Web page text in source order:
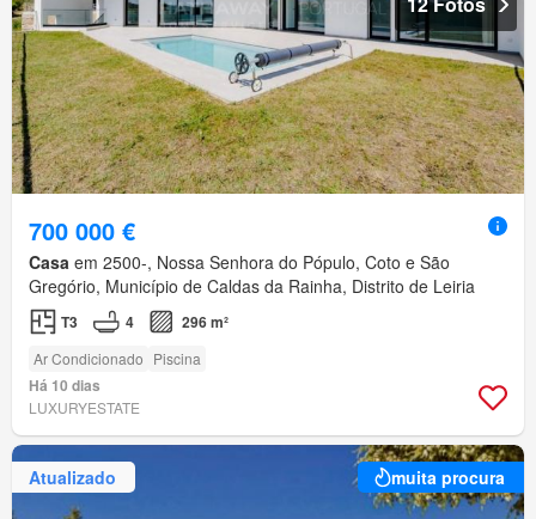
700 000 €
Casa em 2500-, Nossa Senhora do Pópulo, Coto e São
Gregório, Município de Caldas da Rainha, Distrito de Leiria
T3 4 296 m²
Ar Condicionado Piscina
Há 10 dias
LUXURYESTATE
Atualizado muita procura